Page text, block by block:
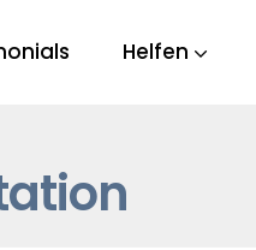
Helfen